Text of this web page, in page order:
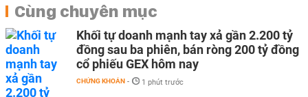
Cùng chuyên mục
Khối tự doanh mạnh tay xả gần 2.200 tỷ
đồng sau ba phiên, bán ròng 200 tỷ đồng
cổ phiếu GEX hôm nay
CHỨNG KHOÁN - 1 phút trước